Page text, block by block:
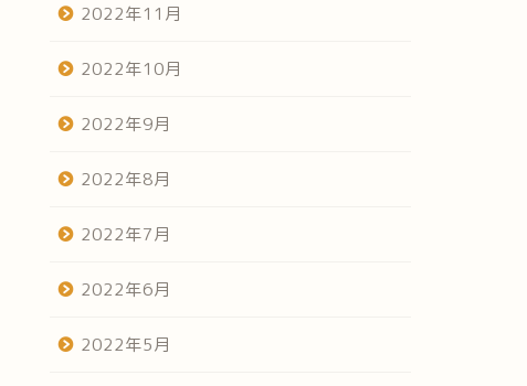
2022年11月
2022年10月
2022年9月
2022年8月
2022年7月
2022年6月
2022年5月